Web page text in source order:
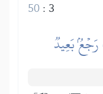
3
:
50
رَجۡعُۢ بَعِيدٞ